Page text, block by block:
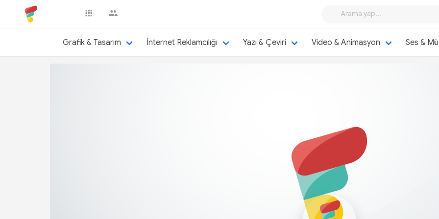
Grafik & Tasarım İnternet Reklamcılığı Yazı & Çeviri Video & Animasyon Ses &
berkayerdem